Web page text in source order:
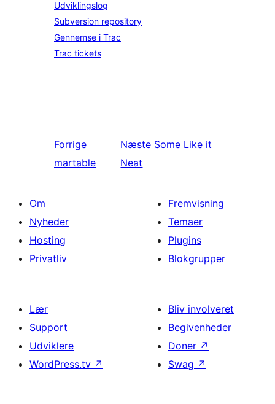
Udviklingslog
Subversion repository
Gennemse i Trac
Trac tickets
Forrige
martable
Næste Some Like it
Neat
Om
Nyheder
Hosting
Privatliv
Fremvisning
Temaer
Plugins
Blokgrupper
Lær
Support
Udviklere
WordPress.tv ↗
Bliv involveret
Begivenheder
Doner ↗
Swag ↗